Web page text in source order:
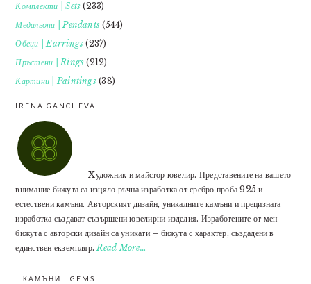
Комплекти | Sets (233)
Медальони | Pendants (544)
Обеци | Earrings (237)
Пръстени | Rings (212)
Картини | Paintings(38)
IRENA GANCHEVA
Xудожник и майстор ювелир. Представените на вашето
внимание бижута са изцяло ръчна изработка от сребро проба 925 и
естествени камъни. Авторският дизайн, уникалните камъни и прецизната
изработка създават съвършени ювелирни изделия. Изработените от мен
бижута с авторски дизайн са уникати – бижута с характер, създадени в
единствен екземпляр.Read More…
КАМЪНИ | GEMS